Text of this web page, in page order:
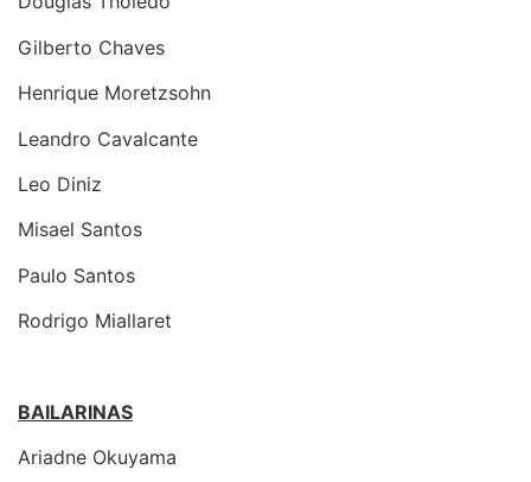
Gilberto Chaves
Henrique Moretzsohn
Leandro Cavalcante
Leo Diniz
Misael Santos
Paulo Santos
Rodrigo Miallaret
BAILARINAS
Ariadne Okuyama